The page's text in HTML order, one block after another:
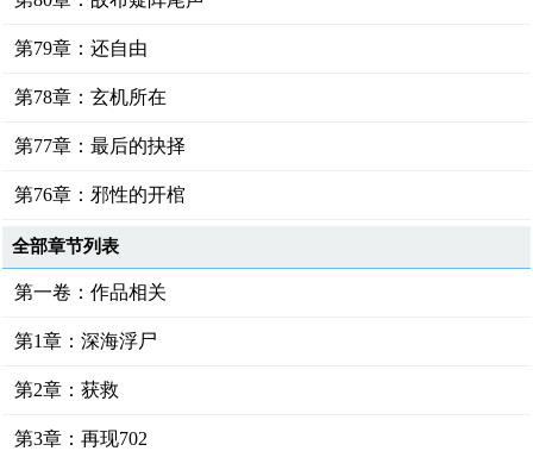
第79章：还自由
第78章：玄机所在
第77章：最后的抉择
第76章：邪性的开棺
全部章节列表
第一卷：作品相关
第1章：深海浮尸
第2章：获救
第3章：再现702